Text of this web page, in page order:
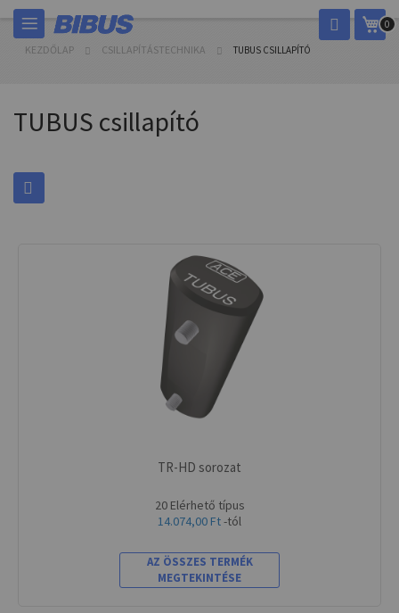
Ugrás
tartalomhoz
0
KEZDŐLAP CSILLAPÍTÁSTECHNIKA TUBUS CSILLAPÍTÓ
TUBUS csillapító
TR-HD sorozat
20 Elérhető típus
14.074,00 Ft-tól
AZ ÖSSZES TERMÉK
MEGTEKINTÉSE